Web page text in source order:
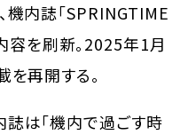
機内誌「SPRINGTIME
を刷新。2025年1月
を再開する。
は「機内で過ごす時